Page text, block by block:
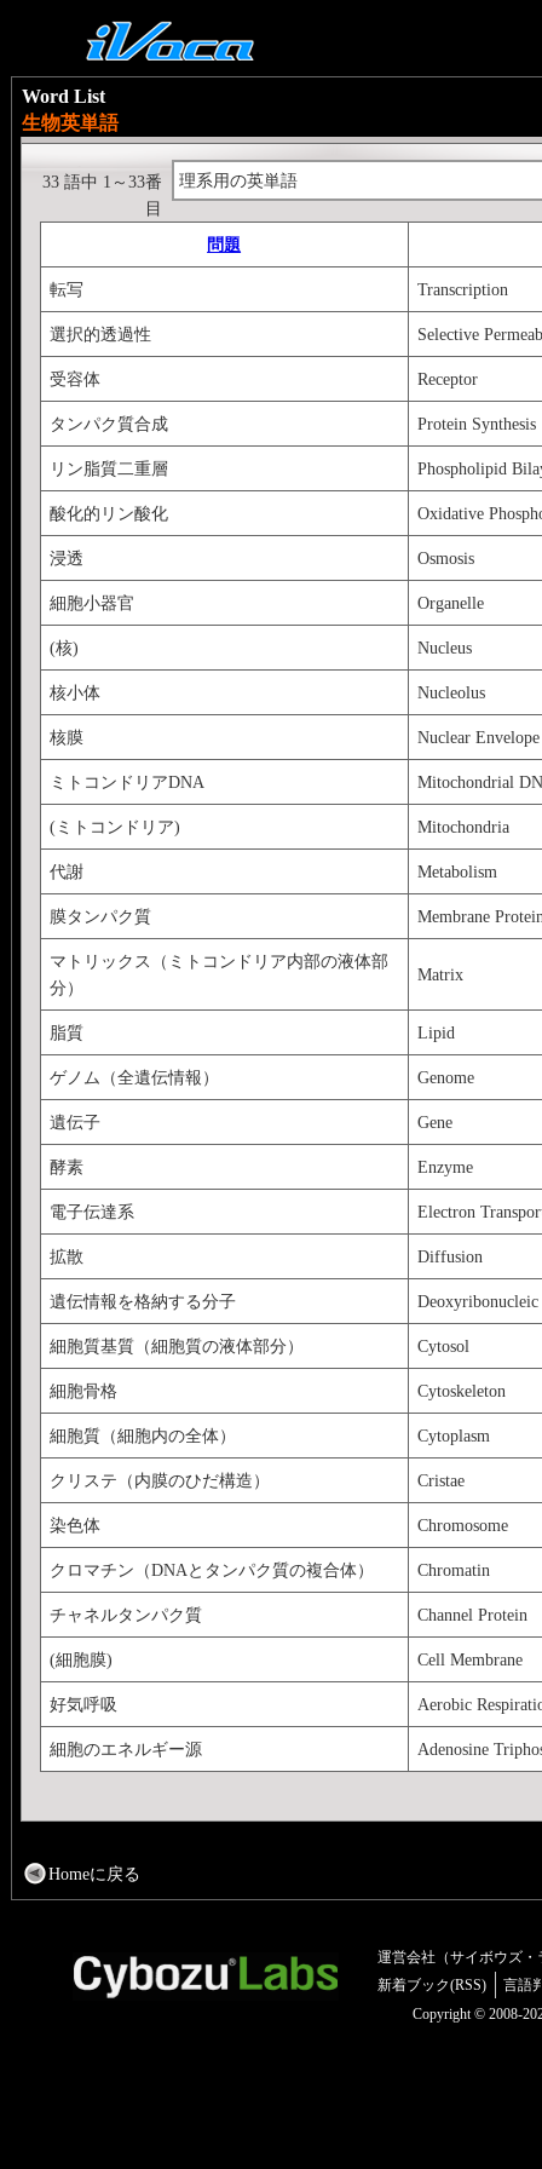
Word List
生物英単語
理系用の英単語
33 語中 1～33番
目
問題
転写 Transcription
選択的透過性 Selective
受容体 Receptor
タンパク質合成 Protein Synthesis
リン脂質二重層 Phospholipid
酸化的リン酸化 Oxidative
浸透 Osmosis
細胞小器官 Organelle
(核) Nucleus
核小体 Nucleolus
核膜 Nuclear Envelope
ミトコンドリアDNA Mitochondrial
(ミトコンドリア) Mitochondria
代謝 Metabolism
膜タンパク質 Membrane
マトリックス（ミトコンドリア内部の液体部
分）
Matrix
脂質 Lipid
ゲノム（全遺伝情報） Genome
遺伝子 Gene
酵素 Enzyme
電子伝達系 Electron
拡散 Diffusion
遺伝情報を格納する分子
細胞質基質（細胞質の液体部分） Cytosol
細胞骨格 Cytoskeleton
細胞質（細胞内の全体） Cytoplasm
クリステ（内膜のひだ構造） Cristae
染色体 Chromosome
クロマチン（DNAとタンパク質の複合体） Chromatin
チャネルタンパク質 Channel Protein
(細胞膜) Cell Membrane
好気呼吸 Aerobic
細胞のエネルギー源 Adenosine
Homeに戻る
運営会社（サイボウズ・
新着ブック(RSS)
言語
Copyright © 2008-